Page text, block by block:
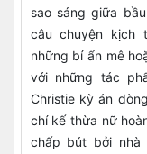
sao sáng giữa
câu chuyện kịch
những bí ẩn mê
với những tác
Christie kỳ án
chí kế thừa nữ
chấp bút bởi nhà